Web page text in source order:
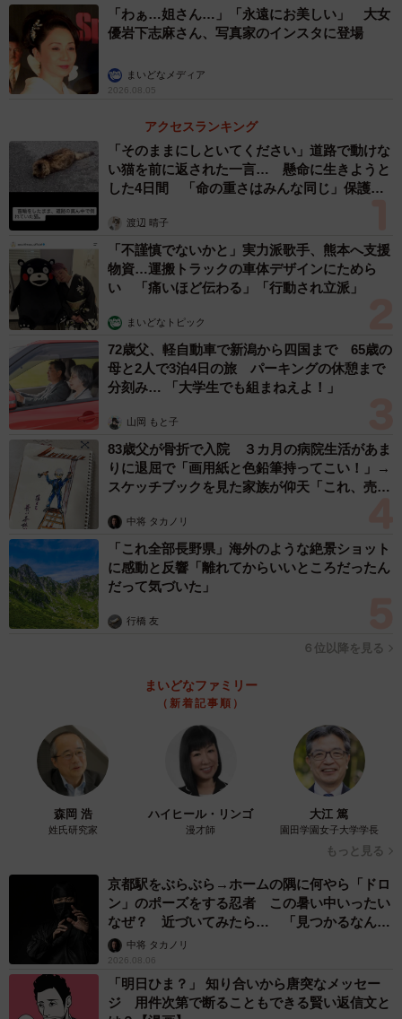
「わぁ…姐さん…」「永遠にお美しい」 大女
優岩下志麻さん、写真家のインスタに登場
まいどなメディア
2026.08.05
アクセスランキング
「そのままにしといてください」道路で動けな
い猫を前に返された一言… 懸命に生きようと
した4日間 「命の重さはみんな同じ」保護団
渡辺 晴子
「不謹慎でないかと」実力派歌手、熊本へ支援
物資…運搬トラックの車体デザインにためら
い 「痛いほど伝わる」「行動され立派」
まいどなトピック
72歳父、軽自動車で新潟から四国まで 65歳の
母と2人で3泊4日の旅 パーキングの休憩まで
分刻み… 「大学生でも組まねえよ！」
山岡 もと子
83歳父が骨折で入院 ３カ月の病院生活があま
りに退屈で「画用紙と色鉛筆持ってこい！」→
スケッチブックを見た家族が仰天「これ、売れ
中将 タカノリ
「これ全部長野県」海外のような絶景ショット
に感動と反響「離れてからいいところだったん
だって気づいた」
行橋 友
６位以降を見る
まいどなファミリー
（新着記事順）
森岡 浩
姓氏研究家
ハイヒール・リンゴ
漫才師
大江 篤
園田学園女子大学学長
もっと見る
京都駅をぶらぶら→ホームの隅に何やら「ドロ
ン」のポーズをする忍者 この暑い中いったい
なぜ？ 近づいてみたら… 「見つかるなんて
未熟」中将 タカノリ
2026.08.06
「明日ひま？」 知り合いから唐突なメッセー
ジ 用件次第で断ることもできる賢い返信文と